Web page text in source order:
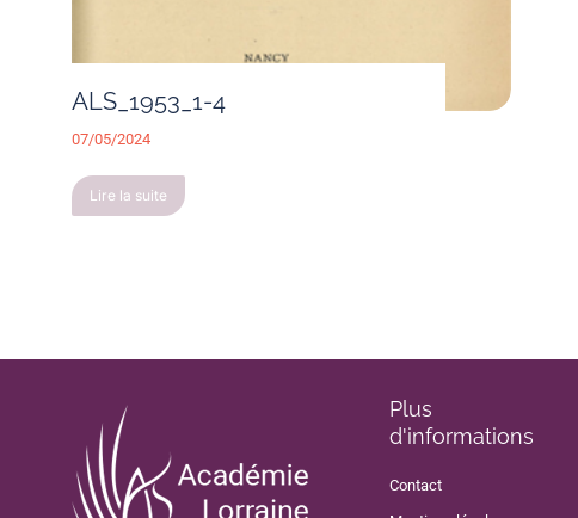
ALS_1953_1-4
07/05/2024
Lire la suite
Plus
d'informations
Contact